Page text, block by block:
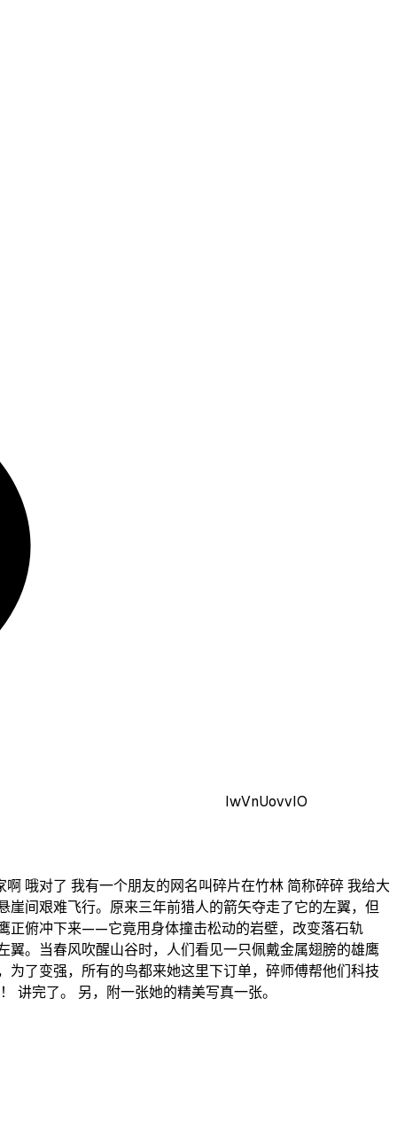
IwVnUovvIO
哦对了 我有一个朋友的网名叫碎片在竹林 简称碎碎 我给大
间艰难飞行。原来三年前猎人的箭矢夺走了它的左翼，但
正俯冲下来——它竟用身体撞击松动的岩壁，改变落石轨
。当春风吹醒山谷时，人们看见一只佩戴金属翅膀的雄鹰
了变强，所有的鸟都来她这里下订单，碎师傅帮他们科技
讲完了。 另，附一张她的精美写真一张。